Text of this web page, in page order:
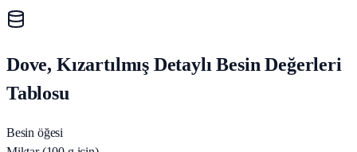
Dove, Kızartılmış Detaylı Besin Değerleri
Tablosu
Besin öğesi